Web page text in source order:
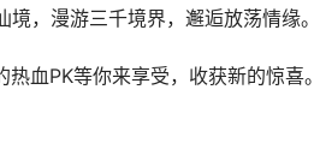
，漫游三千境界，邂逅放荡情缘。
血PK等你来享受，收获新的惊喜。